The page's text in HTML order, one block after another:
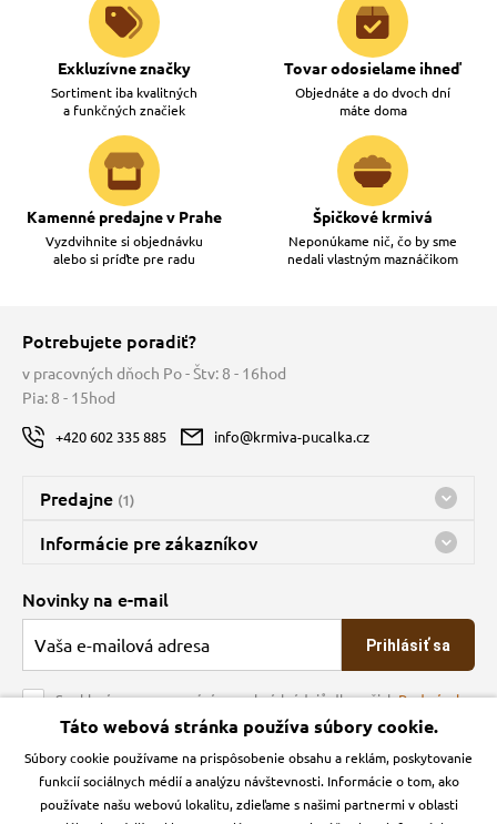
Exkluzívne značky
Sortiment iba kvalitných
a funkčných značiek
Tovar odosielame ihneď
Objednáte a do dvoch dní
máte doma
Kamenné predajne v Prahe
Vyzdvihnite si objednávku
alebo si príďte pre radu
Špičkové krmivá
Neponúkame nič, čo by sme
nedali vlastným maznáčikom
Potrebujete poradiť?
v pracovných dňoch Po - Štv: 8 - 16hod
Pia: 8 - 15hod
+420 602 335 885 info@krmiva-pucalka.cz
Predajne (1)
Predajňa a sklad Kbely
nes máme otvorené 08:00 - 15:00
Informácie pre zákazníkov
O spoločnosti
Veľkoobchod
Obchodné podmienky
Kontakt
Podmienky ochrany osobných údajov
Zásady používanie cookies a Google Analytics
Novinky na e-mail
Prihlásiť sa
Souhlasím se zpracováním osobních údajů dle našichPodmínek
ochrany osobních údajů
Krmiva Pučálka na sociálnych sieťach
Instagran Facebook
Táto webová stránka používa súbory cookie.
Súbory cookie používame na prispôsobenie obsahu a reklám, poskytovanie
funkcií sociálnych médií a analýzu návštevnosti. Informácie o tom, ako
používate našu webovú lokalitu, zdieľame s našimi partnermi v oblasti